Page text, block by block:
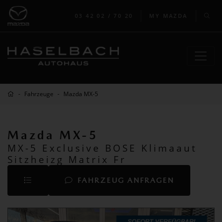
03 42 02 / 70 20 MY MAZDA
Fahrzeuge Mazda MX-5
Mazda MX-5
MX-5 Exclusive BOSE Klimaaut
Sitzheizg Matrix Fr
FAHRZEUG ANFRAGEN